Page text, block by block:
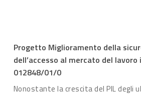
Progetto Miglioramento della
dell’accesso al mercato del lavoro
012848/01/0
Nonostante la crescita del PIL degli